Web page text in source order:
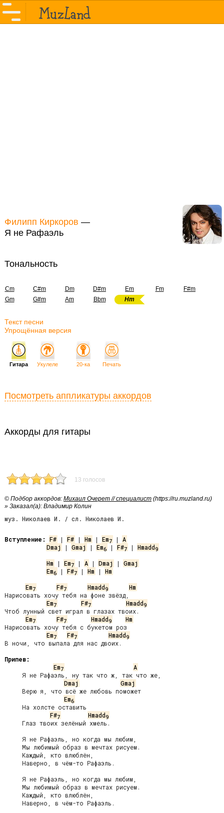
Филипп Киркоров —
Я не Рафаэль
Тональность
Cm C#m Dm D#m Em Fm
F#m
Gm
G#m Am Bbm Hm
Текст песни
Упрощённая версия
Аккорды для гитары
13 голосов
© Подбор аккордов: Михаил Очерет // специалист (https://ru.muzland.ru)
» Заказал(а): Владимир Колин
муз. Николаев И. / сл. Николаев И.
Вступление: F# | F# | Hm | Em7 | A
Dmaj
| Gmaj | Em6 | F#7 | Hmadd9
Hm | Em7 | A | Dmaj | Gmaj
Em6 | F#7 | Hm | Hm
Em7 F#7 Hmadd9
Hm
Нарисовать хочу тебя на фоне звёзд,
Em7 F#7 Hmadd9
Чтоб лунный свет играл в глазах твоих.
Em7 F#7 Hmadd9
Hm
Нарисовать хочу тебя с букетом роз
Em7 F#7 Hmadd9
В ночи, что выпала для нас двоих.
Припев:
Em7
A
Dmaj
Gmaj
Em6
F#7 Hmadd9
Гитара Укулеле 20-ка Печать
Посмотреть аппликатуры аккордов